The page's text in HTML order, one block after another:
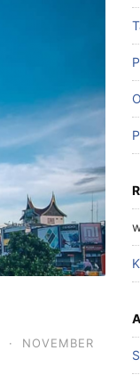
·
NOVEMBER